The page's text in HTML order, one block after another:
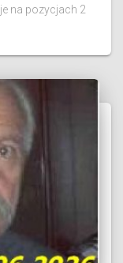
na pozycjach 2